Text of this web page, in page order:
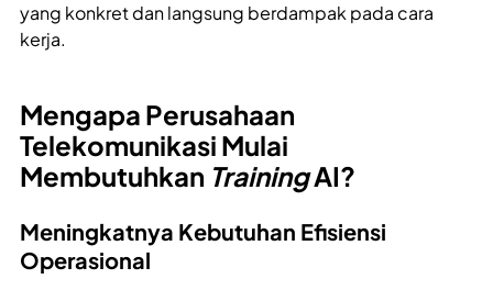
yang konkret dan langsung berdampak pada cara
kerja.
Mengapa Perusahaan
Telekomunikasi Mulai
Membutuhkan TrainingAI?
Meningkatnya Kebutuhan Efisiensi
Operasional